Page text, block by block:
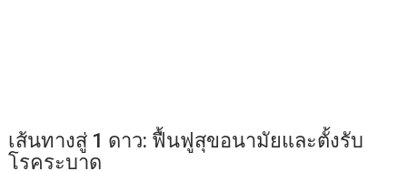
เส้นทางสู่ 1 ดาว: ฟื้นฟูสุขอนามัยและตั้งรับ
โรคระบาด